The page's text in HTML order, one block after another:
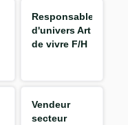
Responsable
d'univers Art
de vivre F/H
Vendeur
secteur